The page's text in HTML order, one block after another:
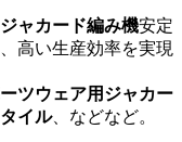
ャカード編み機安定
高い生産効率を実現
ツウェア用ジャカー
イル、などなど。